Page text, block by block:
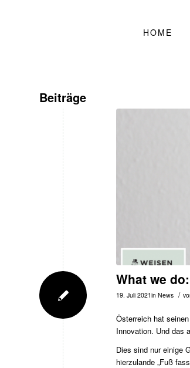
HOME
Beiträge
What we
19. Juli 2021in News /
Österreich hat
Innovation. Und das
Dies sind nur einige
hierzulande „Fuß